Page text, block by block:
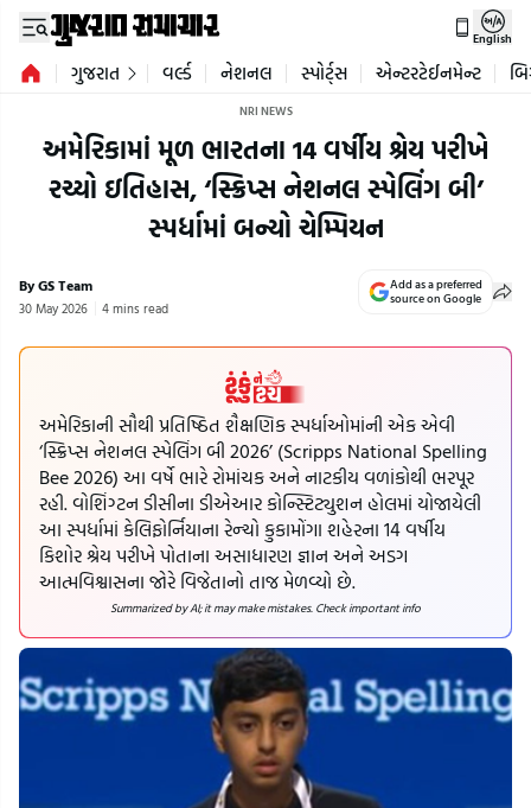
English
ગુજરાત વર્લ્ડ નેશનલ સ્પોર્ટ્સ એન્ટરટેઈનમેન્ટ
NRI NEWS
અમેરિકામાં મૂળ ભારતના 14 વર્ષીય શ્રેય પરીખે
રચ્યો ઇતિહાસ, ‘સ્ક્રિપ્સ નેશનલ સ્પેલિંગ બી’
સ્પર્ધામાં બન્યો ચેમ્પિયન
By GS Team
30 May 2026 4 mins read
Add as a preferred
source on Google
અમેરિકાની સૌથી પ્રતિષ્ઠિત શૈક્ષણિક સ્પર્ધાઓમાંની એક એવી
‘સ્ક્રિપ્સ નેશનલ સ્પેલિંગ બી 2026’ (Scripps National Spelling
Bee 2026) આ વર્ષે ભારે રોમાંચક અને નાટકીય વળાંકોથી ભરપૂર
રહી. વોશિંગ્ટન ડીસીના ડીએઆર કોન્સ્ટિટ્યુશન હોલમાં યોજાયેલી
આ સ્પર્ધામાં કેલિફોર્નિયાના રેન્ચો કુકામોંગા શહેરના 14 વર્ષીય
કિશોર શ્રેય પરીખે પોતાના અસાધારણ જ્ઞાન અને અડગ
આત્મવિશ્વાસના જોરે વિજેતાનો તાજ મેળવ્યો છે.
Summarized by AI; it may make mistakes. Check important info